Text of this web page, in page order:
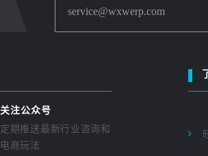
service@wxwerp.com
关注公众号
定期推送最新行业咨询和
电商玩法